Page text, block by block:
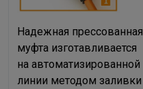
Надежная прессованная
муфта изготавливается
на автоматизированной
линии методом заливки